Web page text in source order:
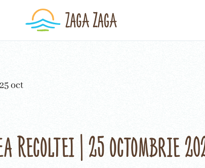
Recoltei | 25 octombrie